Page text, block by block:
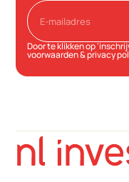
Door te klikken op
voorwaarden&privacy